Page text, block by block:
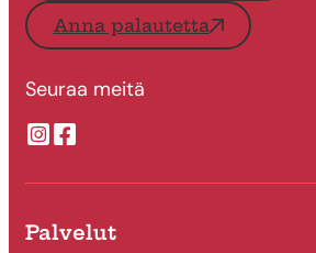
Anna palautetta
Seuraa meitä
Suonenjoen kaupungin Instragram
Suonenjoen kaupungin Facebook
Palvelut